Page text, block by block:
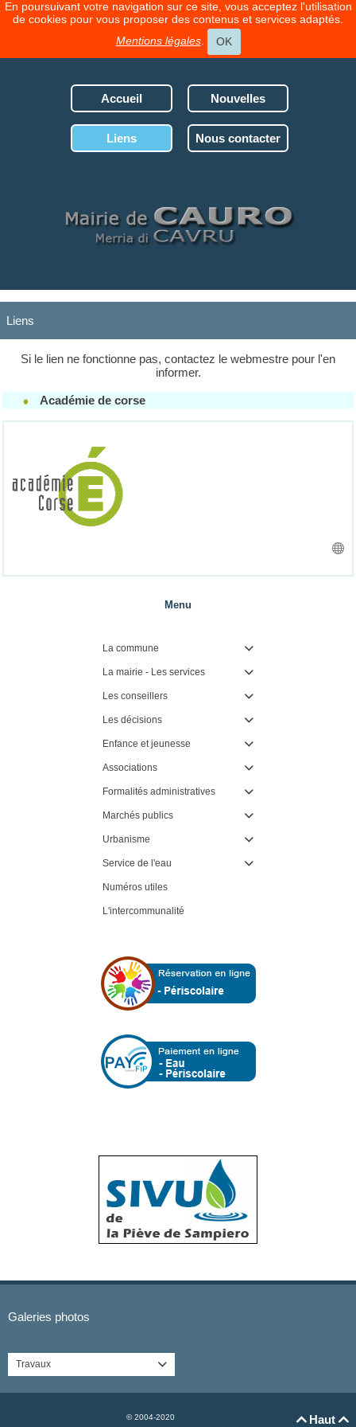
En poursuivant votre navigation sur ce site, vous acceptez l'utilisation
de cookies pour vous proposer des contenus et services adaptés.
Mentions légales. OK
Accueil Nouvelles
Liens Nous contacter
Liens
Si le lien ne fonctionne pas, contactez le webmestre pour l'en
informer.
Académie de corse
Menu
La commune 
La mairie - Les services 
Les conseillers 
Les décisions 
Enfance et jeunesse 
Associations 
Formalités administratives 
Marchés publics 
Urbanisme 
Service de l'eau 
Numéros utiles
L'intercommunalité
Galeries photos
Travaux 
Haut 
© 2004-2020